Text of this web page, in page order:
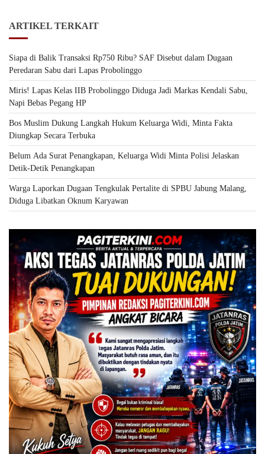
ARTIKEL TERKAIT
Siapa di Balik Transaksi Rp750 Ribu? SAF Disebut dalam Dugaan
Peredaran Sabu dari Lapas Probolinggo
Miris! Lapas Kelas IIB Probolinggo Diduga Jadi Markas Kendali Sabu,
Napi Bebas Pegang HP
Bos Muslim Dukung Langkah Hukum Keluarga Widi, Minta Fakta
Diungkap Secara Terbuka
Belum Ada Surat Penangkapan, Keluarga Widi Minta Polisi Jelaskan
Detik-Detik Penangkapan
Warga Laporkan Dugaan Tengkulak Pertalite di SPBU Jabung Malang,
Diduga Libatkan Oknum Karyawan